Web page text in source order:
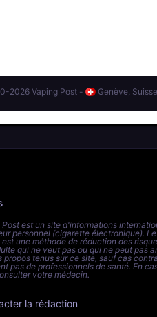
2026 Vaping Post - Genève, Suisse
Post est un site d'informations
personnel (cigarette électronique).
une méthode de réduction des
qui ne veut pas ou qui ne peut pas
propos tenus sur ce site, sauf cas
pas de professionnels de santé. En
votre médecin.
la rédaction